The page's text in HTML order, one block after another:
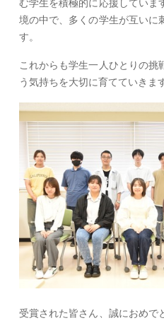
む学生を積極的に応援していま
境の中で、多くの学生が互いに
す。
これからも学生一人ひとりの挑
う気持ちを大切に育てていきま
受賞された皆さん、誠におめで